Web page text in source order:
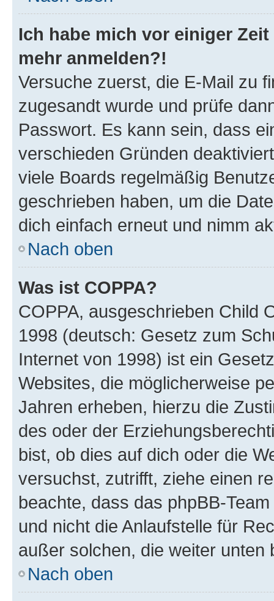
Ich habe mich vor einiger
mehr anmelden?!
Versuche zuerst, die E-Mail zu
zugesandt wurde und prüfe
Passwort. Es kann sein, dass
verschieden Gründen
viele Boards regelmäßig
geschrieben haben, um die
dich einfach erneut und nimm
Nach oben
Was ist COPPA?
COPPA, ausgeschrieben Child
1998 (deutsch: Gesetz zum
Internet von 1998) ist ein
Websites, die möglicherweise
Jahren erheben, hierzu die
des oder der
bist, ob dies auf dich oder die
versuchst, zutrifft, ziehe einen
beachte, dass das phpBB-
und nicht die Anlaufstelle für
außer solchen, die weiter unten
Nach oben